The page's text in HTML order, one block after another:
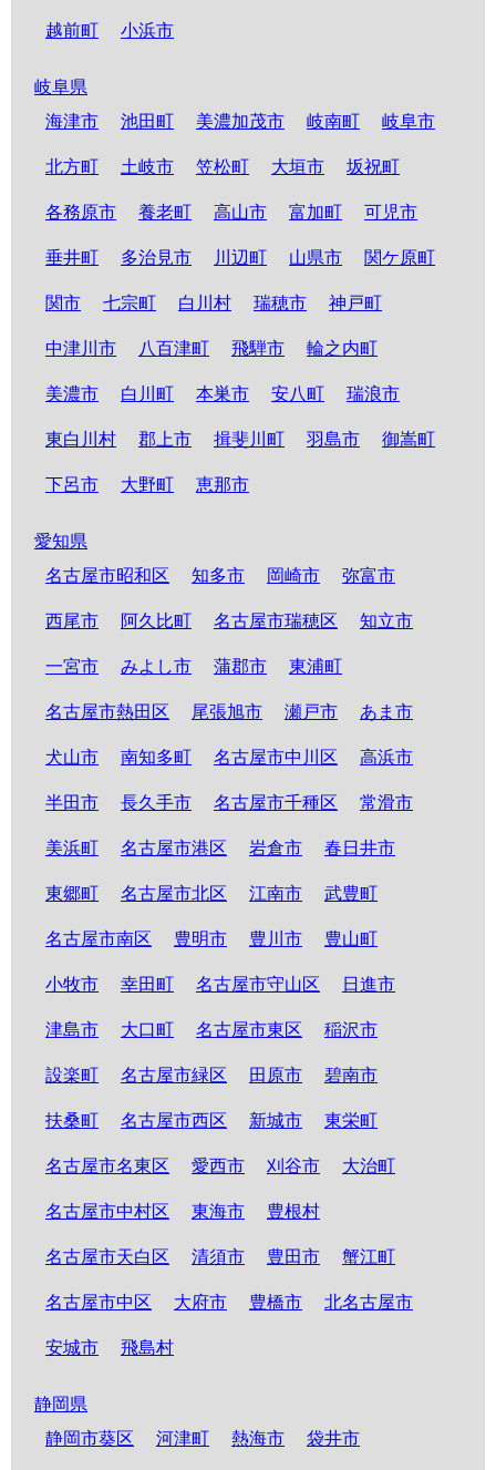
越前町 小浜市
岐阜県
海津市
池田町 美濃加茂市 岐南町 岐阜市
北方町 土岐市 笠松町 大垣市 坂祝町
各務原市 養老町 高山市 富加町 可児市
垂井町 多治見市 川辺町 山県市 関ケ原町
関市 七宗町 白川村 瑞穂市 神戸町
中津川市 八百津町 飛騨市 輪之内町
美濃市 白川町 本巣市 安八町 瑞浪市
東白川村 郡上市 揖斐川町 羽島市 御嵩町
下呂市 大野町 恵那市
愛知県
名古屋市昭和区
知多市 岡崎市 弥富市
西尾市 阿久比町 名古屋市瑞穂区 知立市
一宮市 みよし市 蒲郡市 東浦町
名古屋市熱田区 尾張旭市 瀬戸市 あま市
犬山市 南知多町 名古屋市中川区 高浜市
半田市 長久手市 名古屋市千種区 常滑市
美浜町 名古屋市港区 岩倉市 春日井市
東郷町 名古屋市北区 江南市 武豊町
名古屋市南区 豊明市 豊川市 豊山町
小牧市 幸田町 名古屋市守山区 日進市
津島市 大口町 名古屋市東区 稲沢市
設楽町 名古屋市緑区 田原市 碧南市
扶桑町 名古屋市西区 新城市 東栄町
名古屋市名東区 愛西市 刈谷市 大治町
名古屋市中村区 東海市 豊根村
名古屋市天白区 清須市 豊田市 蟹江町
名古屋市中区 大府市 豊橋市 北名古屋市
安城市 飛島村
静岡県
静岡市葵区
河津町 熱海市 袋井市